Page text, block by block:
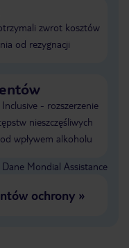
zwrot kosztów
od rezygnacji
- rozszerzenie
nieszczęśliwych
wpływem alkoholu
Dane Mondial Assistance
ochrony»